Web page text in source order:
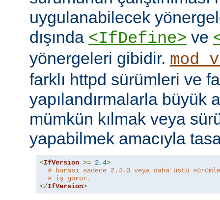
uygulanabilecek
dışında <IfDefine> ve
yönergeleri gibidir.
farklı httpd sürümleri ve
yapılandırmalarla büyük
mümkün kılmak veya
yapabilmek amacıyla
<IfVersion >= 2.4>
# burası sadece 2.4.0 veya daha üstü
# iş görür.
</IfVersion>